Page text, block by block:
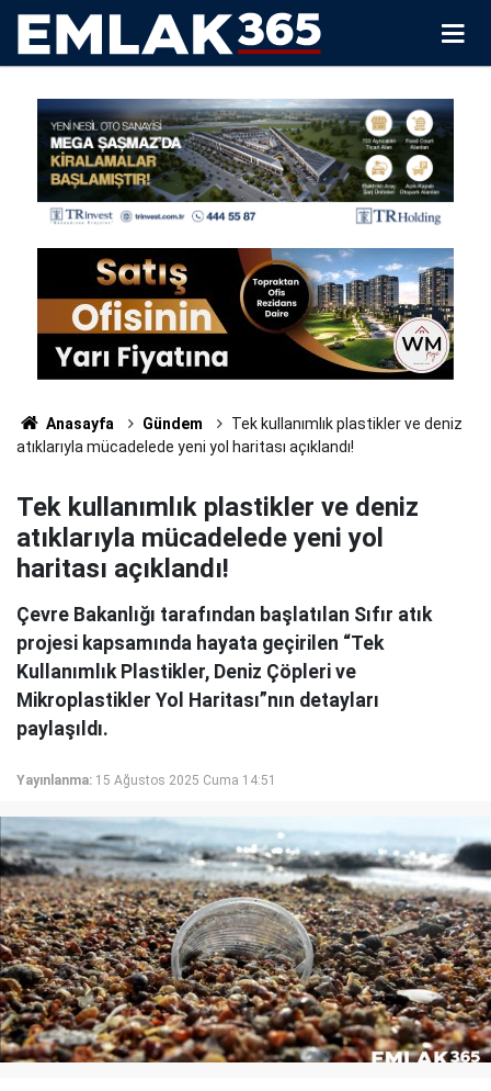
Anasayfa Gündem
Tek kullanımlık plastikler ve deniz
atıklarıyla mücadelede yeni yol haritası açıklandı!
Tek kullanımlık plastikler ve deniz
atıklarıyla mücadelede yeni yol
haritası açıklandı!
Çevre Bakanlığı tarafından başlatılan Sıfır atık
projesi kapsamında hayata geçirilen “Tek
Kullanımlık Plastikler, Deniz Çöpleri ve
Mikroplastikler Yol Haritası”nın detayları
paylaşıldı.
Yayınlanma: 15 Ağustos 2025 Cuma 14:51